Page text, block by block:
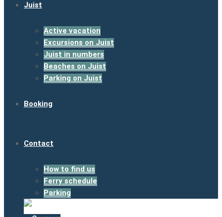
Juist
Active vacation
Excursions on Juist
Juist in numbers
Beaches on Juist
Parking on Juist
Booking
Contact
How to find us
Ferry schedule
Parking